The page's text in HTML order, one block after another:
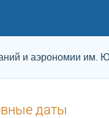
и аэрономии
даты